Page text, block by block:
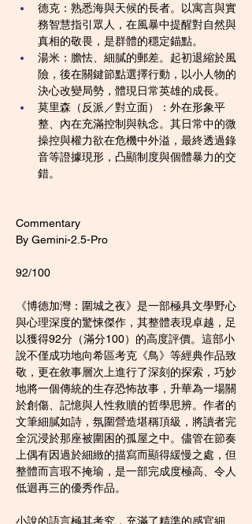
德克：熟悉海與天候的長者。以寓言與實
務智慧指引眾人，在風暴中提醒對自然與
真相的敬畏，是群體的穩定錨點。
湯米：膽怯、細膩的郵差。起初退縮於風
險，後在關鍵節點選擇行動，以小人物的
決心改變局勢，體現日常英雄的成長。
莫里森（反派／對立面）：外在形象平
整、內在充滿控制與執念。其日常中的微
操控與權力欲在危機中外溢，最終透過錄
音等證據現形，凸顯制度與個體暴力的交
錯。
Commentary
By Gemini-2.5-Pro
92/100
《博德加灣：圍城之夜》是一部極具文學野心
與心理深度的驚悚傑作，其整體表現卓越，足
以獲得92分（滿分100）的高度評價。這部小
說不僅成功地向希區考克《鳥》等經典作品致
敬，更在敘事層次上進行了深刻的探索，巧妙
地將一個傳統的生存恐怖故事，升華為一場關
於創傷、記憶與人性救贖的哲學思辨。作者的
文筆細膩如詩，氛圍營造堪稱頂級，將讀者完
全沉浸於那座被圍困的孤屋之中。儘管在節奏
上偶有因過於細緻的描寫而顯得緩慢之處，但
整體而言瑕不掩瑜，是一部完成度極高、令人
低迴再三的優秀作品。
小說的語言極其考究，充滿了精準的感官細